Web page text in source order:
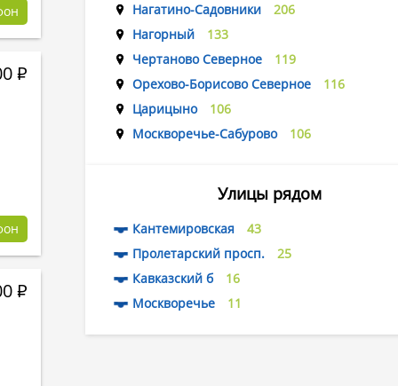
Р
Р
Нагатино-Садовники
206
Нагорный
133
Чертаново Северное
119
Орехово-Борисово Северное
116
Царицыно
106
Москворечье-Сабурово
106
Улицы рядом
Кантемировская
43
Пролетарский просп.
25
Кавказский б
16
Москворечье
11